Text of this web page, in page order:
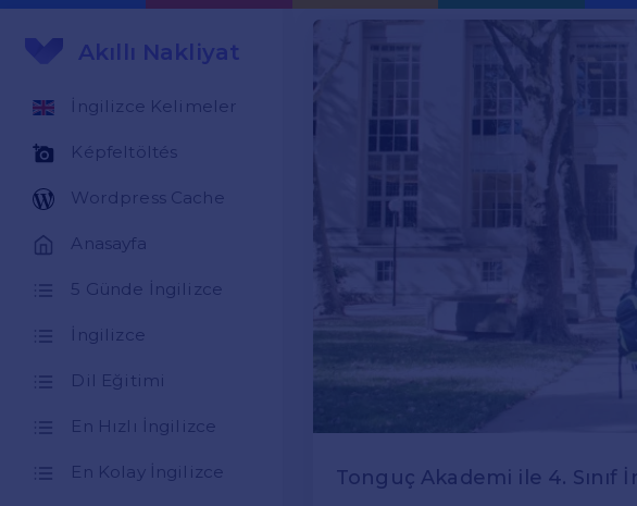
Akıllı Nakliyat
İngilizce Kelimeler
Képfeltöltés
Wordpress Cache
Anasayfa
5 Günde İngilizce
İngilizce
Dil Eğitimi
En Hızlı İngilizce
En Kolay İngilizce Tonguç Akademi ile 4. Sınıf